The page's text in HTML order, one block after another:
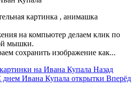
картинка , анимашка
на компьютер делаем клик по
мышки.
сохранить изображение как...
на Ивана Купала Назад
Ивана Купала открытки Вперёд